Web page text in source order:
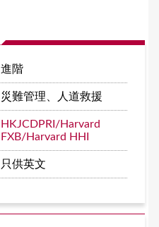
進階
災難管理、人道救援
HKJCDPRI/Harvard
FXB/Harvard HHI
只供英文